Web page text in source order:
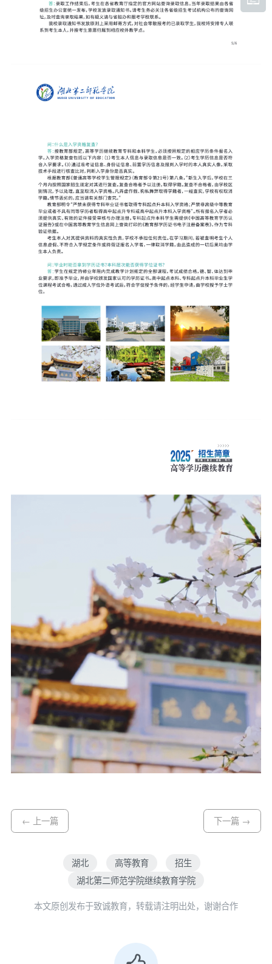
← 上一篇 下一篇 →
湖北 高等教育
招生
湖北第二师范学院继续教育学院
本文原创发布于致诚教育，转载请注明出处，谢谢合作